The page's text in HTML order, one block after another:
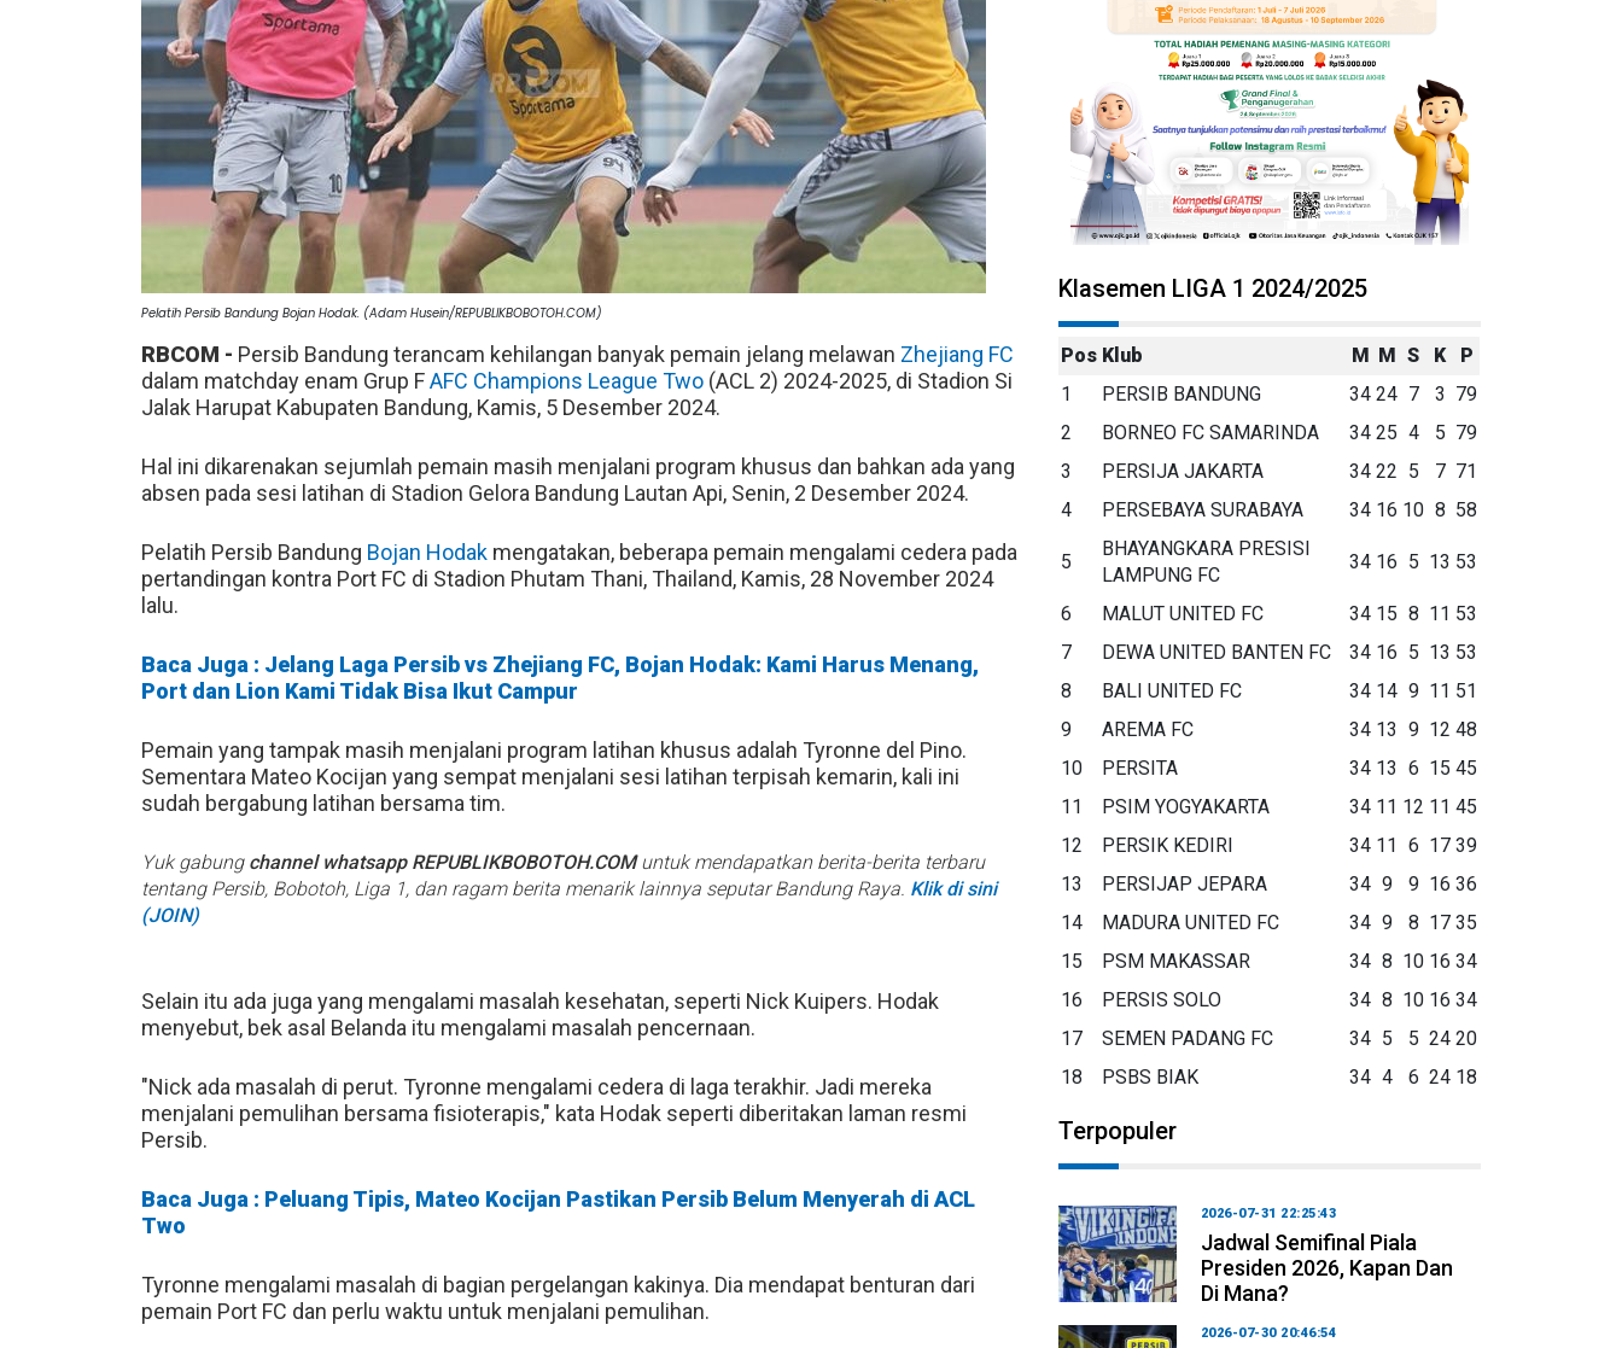
Pelatih Persib Bandung Bojan Hodak. (Adam Husein/REPUBLIKBOBOTOH.COM)
RBCOM - Persib Bandung terancam kehilangan banyak pemain jelang melawan Zhejiang FC
dalam matchday enam Grup FAFC Champions League Two (ACL 2) 2024-2025, di Stadion Si
Jalak Harupat Kabupaten Bandung, Kamis, 5 Desember 2024.
Hal ini dikarenakan sejumlah pemain masih menjalani program khusus dan bahkan ada yang
absen pada sesi latihan di Stadion Gelora Bandung Lautan Api, Senin, 2 Desember 2024.
Pelatih Persib Bandung Bojan Hodak mengatakan, beberapa pemain mengalami cedera pada
pertandingan kontra Port FC di Stadion Phutam Thani, Thailand, Kamis, 28 November 2024
lalu.
Baca Juga : Jelang Laga Persib vs Zhejiang FC, Bojan Hodak: Kami Harus Menang,
Port dan Lion Kami Tidak Bisa Ikut Campur
Pemain yang tampak masih menjalani program latihan khusus adalah Tyronne del Pino.
Sementara Mateo Kocijan yang sempat menjalani sesi latihan terpisah kemarin, kali ini
sudah bergabung latihan bersama tim.
Yuk gabung channel whatsapp REPUBLIKBOBOTOH.COMuntuk mendapatkan berita-berita terbaru
tentang Persib, Bobotoh, Liga 1, dan ragam berita menarik lainnya seputar Bandung Raya. Klik di sini
(JOIN)
Selain itu ada juga yang mengalami masalah kesehatan, seperti Nick Kuipers. Hodak
menyebut, bek asal Belanda itu mengalami masalah pencernaan.
"Nick ada masalah di perut. Tyronne mengalami cedera di laga terakhir. Jadi mereka
menjalani pemulihan bersama fisioterapis," kata Hodak seperti diberitakan laman resmi
Persib.
Baca Juga : Peluang Tipis, Mateo Kocijan Pastikan Persib Belum Menyerah di ACL
Two
Tyronne mengalami masalah di bagian pergelangan kakinya. Dia mendapat benturan dari
pemain Port FC dan perlu waktu untuk menjalani pemulihan.
Klasemen LIGA 1 2024/2025
Pos Klub M M S K
P
1
PERSIB BANDUNG 34 24 7 3 79
2
BORNEO FC SAMARINDA 34 25 4 5 79
3
PERSIJA JAKARTA 34 22 5 7 71
4
PERSEBAYA SURABAYA 34 16 10 8 58
5
BHAYANGKARA PRESISI
LAMPUNG FC
34 16 5 13 53
6 MALUT UNITED FC 34 15 8 11 53
7
DEWA UNITED BANTEN FC 34 16 5 13 53
8
BALI UNITED FC 34 14 9 11 51
9
AREMA FC 34 13 9 12 48
10
PERSITA 34 13 6 15 45
11
PSIM YOGYAKARTA 34 11 12 11 45
12
PERSIK KEDIRI 34 11 6 17 39
13
PERSIJAP JEPARA 34 9 9 16 36
14
MADURA UNITED FC 34 9 8 17 35
15
PSM MAKASSAR 34 8 10 16 34
16
PERSIS SOLO 34 8 10 16 34
17
SEMEN PADANG FC 34 5 5 24 20
18
PSBS BIAK 34 4 6 24 18
Terpopuler
2026-07-31 22:25:43
Jadwal Semifinal Piala
Presiden 2026, Kapan Dan
Di Mana?
2026-07-30 20:46:54